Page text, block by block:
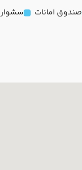
صندوق امانات سشوار